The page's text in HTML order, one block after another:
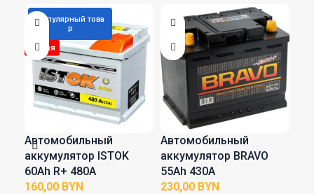
Популярный това
р
Автомобильный
аккумулятор ISTOK
60Ah R+ 480A
BYN
Автомобильный
аккумулятор BRAVO
55Аh 430A
BYN